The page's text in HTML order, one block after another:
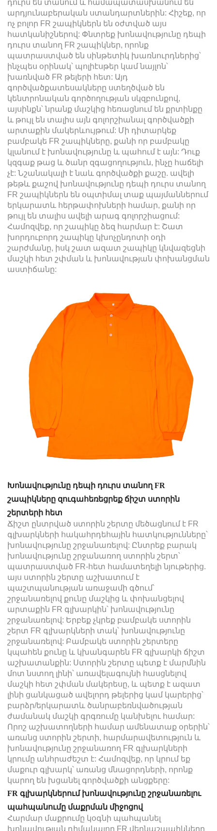
դուրս են տանում և համապատասխանում են
արդյունաբերական ստանդարտներին: Հիշեք, որ
ոչ բոլոր FR շապիկներն են օժտված այս
հատկանիշներով: Փնտրեք խոնավությունը դեպի
դուրս տանող FR շապիկներ, որոնք
պատրաստված են սինթետիկ խառնուրդներից՝
ինչպես օրինակ՝ պոլիէսթեր կամ նայլոն՝
խառնված FR թելերի հետ: Այդ
գործվածքատեսակները ստեղծված են
կենտրոնական գործողության սկզբունքով,
այսինքն՝ նրանք մաշկից հեռացնում են քրտինքը
և թույլ են տալիս այն գոլորշիանալ գործվածքի
արտաքին մակերևույթում: Մի դիտարկեք
բամբակե FR շապիկները, քանի որ բամբակը
կլանում է խոնավությունը և պահում է այն: Դուք
կզգաք թաց և ծանր զգացողություն, ինչը հաճելի
չէ: Նշանակալի է նաև գործվածքի քաշը. ավելի
թեթև քաշով խոնավությունը դեպի դուրս տանող
FR շապիկներն են օպտիմալ տաք պայմաններում
երկարատև հերթափոխների համար, քանի որ
թույլ են տալիս ավելի արագ գոլորշիացում:
Համոզվեք, որ շապիկը ձեզ հարմար է: Շատ
խորդուբորդ շապիկը կխոչընդոտի օդի
շարժմանը, իսկ շատ ազատ շապիկը կնվազեցնի
մաշկի հետ շփման և խոնավության փոխանցման
աստիճանը:
Խոնավությունը դեպի դուրս տանող FR
շապիկները զուգահեռեցրեք ճիշտ ստորին
շերտերի հետ
Ճիշտ ընտրված ստորին շերտը մեծացնում է FR
գլխարկների հակահրդեհային հատկությունները՝
խոնավությունը շրջանառելով: Ընտրեք բարակ
խոնավությունը շրջանառող ստորին շերտ՝
պատրաստված FR-հետ համատեղելի նյութերից.
այս ստորին շերտը աշխատում է
պաշտպանության առաջամի գծում՝
շրջանառելով քունը մաշկից և փոխանցելով
արտաքին FR գլխարկին՝ խոնավությունը
շրջանառելով: Երբեք չկրեք բամբակե ստորին
շերտ FR գլխարկների տակ՝ խոնավությունը
շրջանառելով: Բամբակե ստորին շերտերը
կպահեն քունը և կխանգարեն FR գլխարկի ճիշտ
աշխատանքին: Ստորին շերտը պետք է մարմնին
մոտ նստող լինի՝ առավելագույնի հասցնելով
մաշկի հետ շփման մակերեսը, և պետք է ազատ
լինի ցանկացած ավելորդ թելերից կամ կարերից՝
բարձր/երկարատև ծանրաբեռնվածության
ժամանակ մաշկի գրգռումը կանխելու համար:
Որոշ աշխատողների համար ամենատաք օրերին՝
առանց ստորին շերտի, հարմարավետություն և
խոնավությունը շրջանառող FR գլխարկների
կրումը անհրաժեշտ է: Համոզվեք, որ կրում եք
մաքուր գլխարկ՝ առանց մնացորդների, որոնք
կարող են խցանել գործվածքի անցքերը:
FR գլխարկներում խոնավությունը շրջանառելու
պահպանումը մաքրման միջոցով
Հարմար մաքրումը կօգնի պահպանել
խոնավության դիմակայող FR վերնաշապիկները